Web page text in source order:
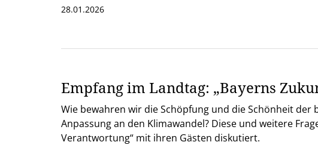
28.01.2026
Empfang im Landtag: „Bayerns
Wie bewahren wir die Schöpfung und die Schönheit
Anpassung an den Klimawandel? Diese und weitere
Verantwortung“ mit ihren Gästen diskutiert.